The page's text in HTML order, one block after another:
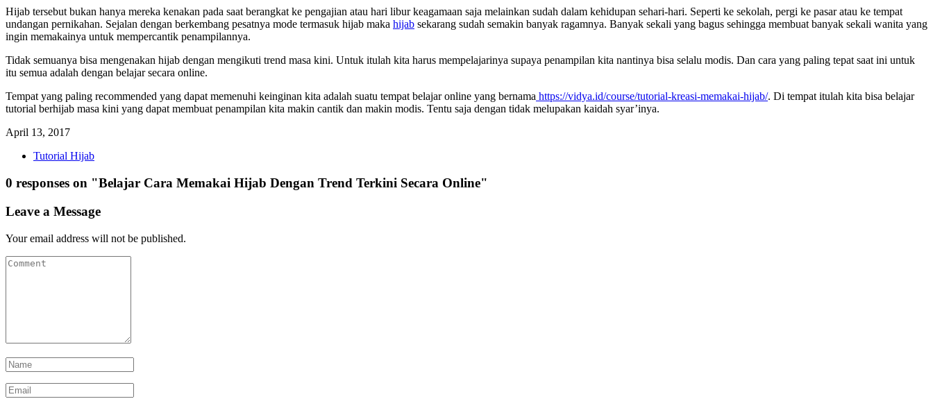
Hijab tersebut bukan hanya mereka kenakan pada saat berangkat ke pengajian atau hari libur keagamaan saja melainkan sudah dalam kehidupan sehari-hari. Seperti ke sekolah, pergi ke pasar atau ke tempat
undangan pernikahan. Sejalan dengan berkembang pesatnya mode termasuk hijab maka hijab sekarang sudah semakin banyak ragamnya. Banyak sekali yang bagus sehingga membuat banyak sekali wanita yang
ingin memakainya untuk mempercantik penampilannya.
Tidak semuanya bisa mengenakan hijab dengan mengikuti trend masa kini. Untuk itulah kita harus mempelajarinya supaya penampilan kita nantinya bisa selalu modis. Dan cara yang paling tepat saat ini untuk
itu semua adalah dengan belajar secara online.
Tempat yang paling recommended yang dapat memenuhi keinginan kita adalah suatu tempat belajar online yang bernama https://vidya.id/course/tutorial-kreasi-memakai-hijab/. Di tempat itulah kita bisa belajar
tutorial berhijab masa kini yang dapat membuat penampilan kita makin cantik dan makin modis. Tentu saja dengan tidak melupakan kaidah syar’inya.
April 13, 2017
Tutorial Hijab
0 responses on "Belajar Cara Memakai Hijab Dengan Trend Terkini Secara Online"
Leave a Message
Your email address will not be published.